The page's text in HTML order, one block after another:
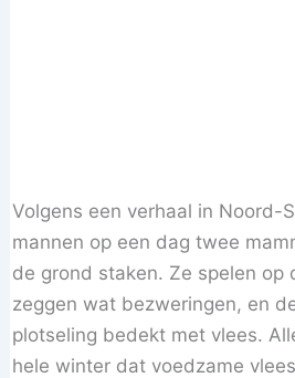
Volgens een verhaal in Noord-
mannen op een dag twee
de grond staken. Ze spelen op
zeggen wat bezweringen, en
plotseling bedekt met vlees.
hele winter dat voedzame